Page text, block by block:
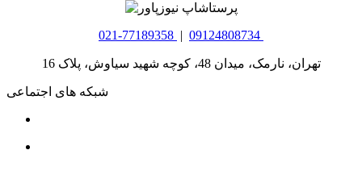
021-77189358 | 09124808734
تهران، نارمک، میدان 48، کوچه شهید سیاوش، پلاک 16
شبکه های اجتماعی